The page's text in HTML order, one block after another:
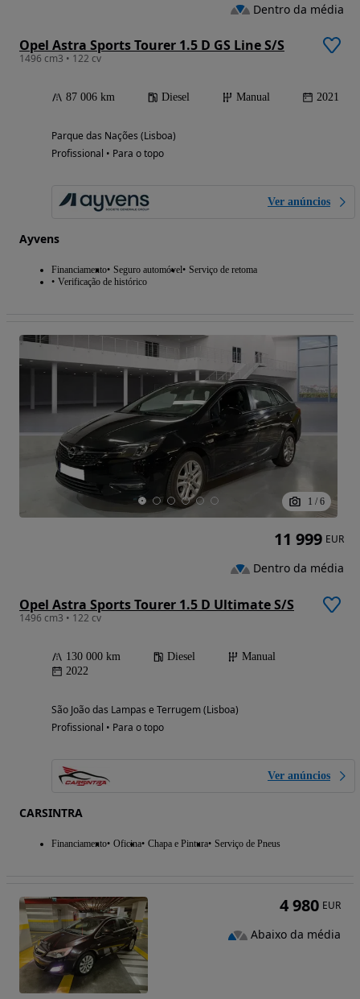
Opel Astra Sports Tourer 1.5 D GS Line S/S
1496 cm3 • 122 cv
87 006 km Diesel Manual 2021
Parque das Nações (Lisboa)
Profissional • Para o topo
Ver anúncios
Ayvens
Financiamento Seguro automóvel Serviço de retoma
Verificação de histórico
Dentro da média
1 / 6
Opel Astra Sports Tourer 1.5 D Ultimate S/S
1496 cm3 • 122 cv
130 000 km Diesel
Manual
2022
São João das Lampas e Terrugem (Lisboa)
Profissional • Para o topo
Ver anúncios
CARSINTRA
Financiamento Oficina Chapa e Pintura Serviço de Pneus
11 999 EUR
Dentro da média
4 980 EUR
Abaixo da média